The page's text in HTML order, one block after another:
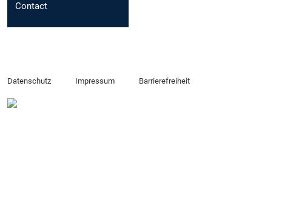
Contact
Datenschutz Impressum Barrierefreiheit